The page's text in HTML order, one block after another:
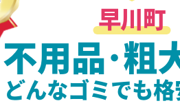
早川町
不用品･粗
どんなゴミでも格